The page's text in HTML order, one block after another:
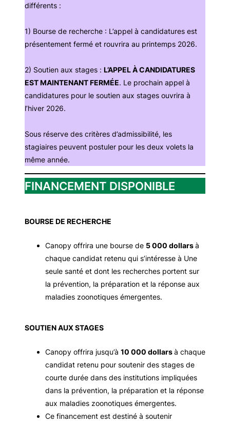
différents :
1) Bourse de recherche : L’appel à candidatures est
présentement fermé et rouvrira au printemps 2026.
2) Soutien aux stages : L’APPEL À CANDIDATURES
EST MAINTENANT FERMÉE. Le prochain appel à
candidatures pour le soutien aux stages ouvrira à
l’hiver 2026.
Sous réserve des critères d’admissibilité, les
stagiaires peuvent postuler pour les deux volets la
même année.
FINANCEMENT DISPONIBLE
BOURSE DE RECHERCHE
Canopy offrira une bourse de 5 000 dollarsà
chaque candidat retenu qui s’intéresse à Une
seule santé et dont les recherches portent sur
la prévention, la préparation et la réponse aux
maladies zoonotiques émergentes.
SOUTIEN AUX STAGES
Canopy offrira jusqu’à 10 000 dollarsà chaque
candidat retenu pour soutenir des stages de
courte durée dans des institutions impliquées
dans la prévention, la préparation et la réponse
aux maladies zoonotiques émergentes.
Ce financement est destiné à soutenir